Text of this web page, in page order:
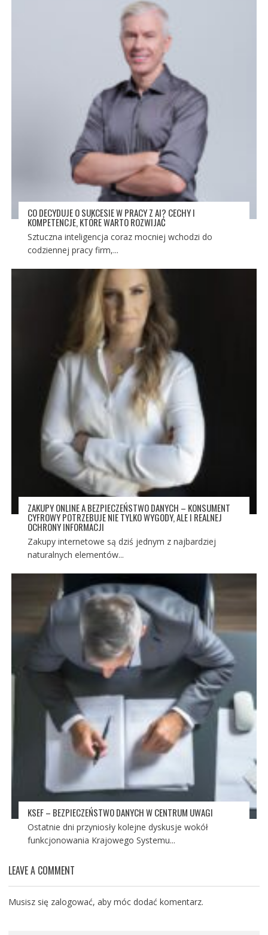
CO DECYDUJE O SUKCESIE W PRACY Z AI? CECHY I
KOMPETENCJE, KTÓRE WARTO ROZWIJAĆ
Sztuczna inteligencja coraz mocniej wchodzi do
codziennej pracy firm,...
ZAKUPY ONLINE A BEZPIECZEŃSTWO DANYCH – KONSUMENT
CYFROWY POTRZEBUJE NIE TYLKO WYGODY, ALE I REALNEJ
OCHRONY INFORMACJI
Zakupy internetowe są dziś jednym z najbardziej
naturalnych elementów...
KSEF – BEZPIECZEŃSTWO DANYCH W CENTRUM UWAGI
Ostatnie dni przyniosły kolejne dyskusje wokół
funkcjonowania Krajowego Systemu...
LEAVE A COMMENT
Musisz się zalogować, aby móc dodać komentarz.